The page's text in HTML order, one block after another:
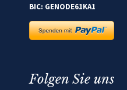
BIC: GENODE61KA1
Folgen Sie uns